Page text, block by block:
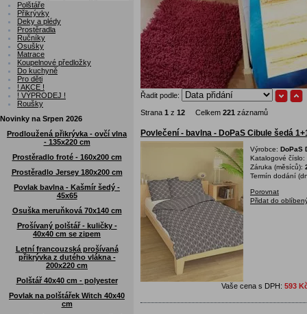
Polštáře
Přikrývky
Deky a plédy
Prostěradla
Ručníky
Osušky
Matrace
Koupelnové předložky
Do kuchyně
Pro děti
! AKCE !
! VÝPRODEJ !
Roušky
Novinky na Srpen 2026
Prodloužená přikrývka - ovčí vlna
- 135x220 cm
Prostěradlo froté - 160x200 cm
Prostěradlo Jersey 180x200 cm
Povlak bavlna - Kašmír šedý -
45x65
Osuška meruňková 70x140 cm
Prošívaný polštář - kuličky -
40x40 cm se zipem
Letní francouzská prošívaná
přikrývka z dutého vlákna -
200x220 cm
Polštář 40x40 cm - polyester
Povlak na polštářek Witch 40x40
cm
Řadit podle:
Strana 1 z 12 Celkem 221 záznamů
Povlečení - bavlna - DoPaS Cibule šedá
Výrobce: DoPaS
Katalogové číslo:
Záruka (měsíců):
Termín dodání
Porovnat
Přidat do
Vaše cena s DPH: 593